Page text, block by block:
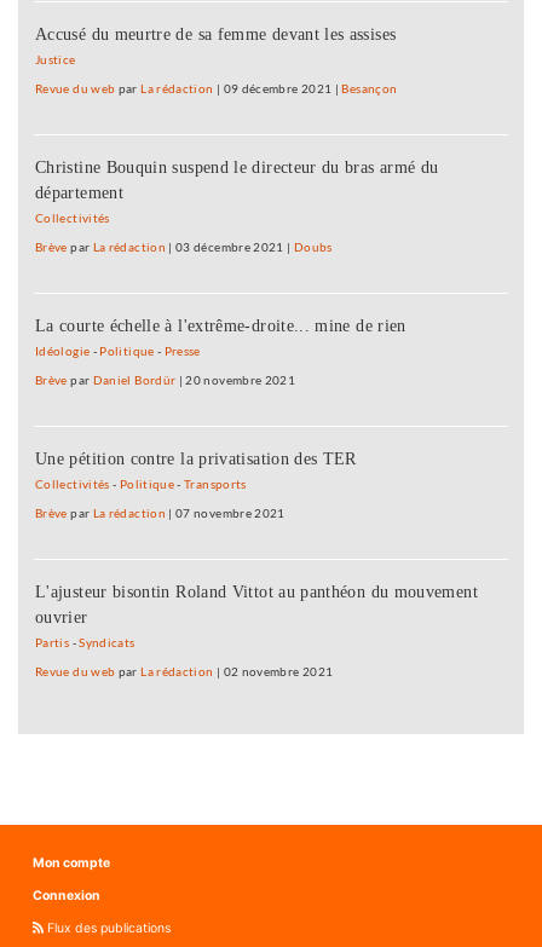
Accusé du meurtre de sa femme devant les assises
Justice
Revue du web parLa rédaction | 09 décembre 2021 |Besançon
Christine Bouquin suspend le directeur du bras armé du
département
Collectivités
Brève par La rédaction |03 décembre 2021 | Doubs
La courte échelle à l'extrême-droite... mine de rien
Idéologie - Politique - Presse
Brève par Daniel Bordür |20 novembre 2021
Une pétition contre la privatisation des TER
Collectivités - Politique-Transports
Brève par La rédaction |07 novembre 2021
L'ajusteur bisontin Roland Vittot au panthéon du mouvement
ouvrier
Partis -Syndicats
Revue du web parLa rédaction | 02 novembre 2021
Mon compte
Connexion
Flux des publications